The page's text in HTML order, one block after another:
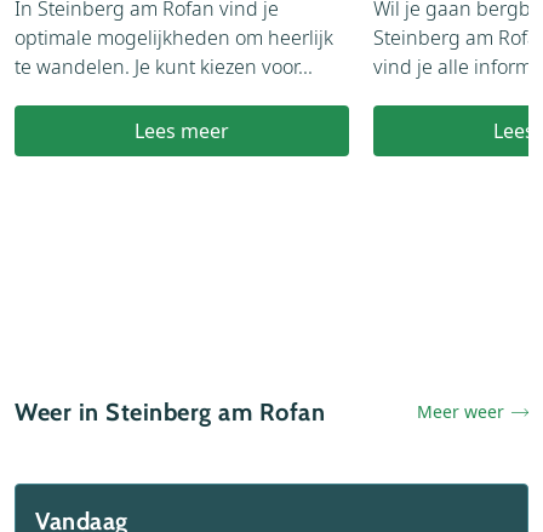
In Steinberg am Rofan vind je
optimale mogelijkheden om heerlijk
te wandelen. Je kunt kiezen voor...
Lees meer
Wil je gaan
Steinberg am
vind je alle
Lees
Weer in Steinberg am Rofan Meer weer
Vandaag